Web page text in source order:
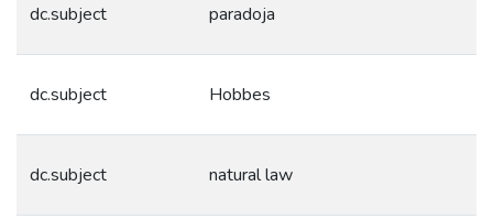
dc.subject paradoja
dc.subject Hobbes
dc.subject natural law